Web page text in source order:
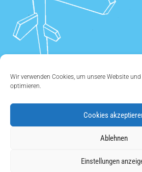
Wir verwenden Cookies, um unsere Website
optimieren.
Cookies
Ablehnen
Einstellungen